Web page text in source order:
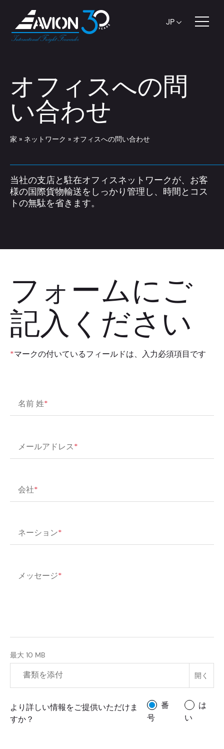
JP
オフィスへの問
い合わせ
家 » ネットワーク » オフィスへの問い合わせ
当社の支店と駐在オフィスネットワークが、お客
様の国際貨物輸送をしっかり管理し、時間とコス
トの無駄を省きます。
フォームにご
記入ください
*マークの付いているフィールドは、入力必須項目です
名前 姓*
メールアドレス*
会社*
ネーション*
メッセージ*
最大 10 MB
書類を添付
より詳しい情報をご提供いただけま
すか？
番
号
は
い